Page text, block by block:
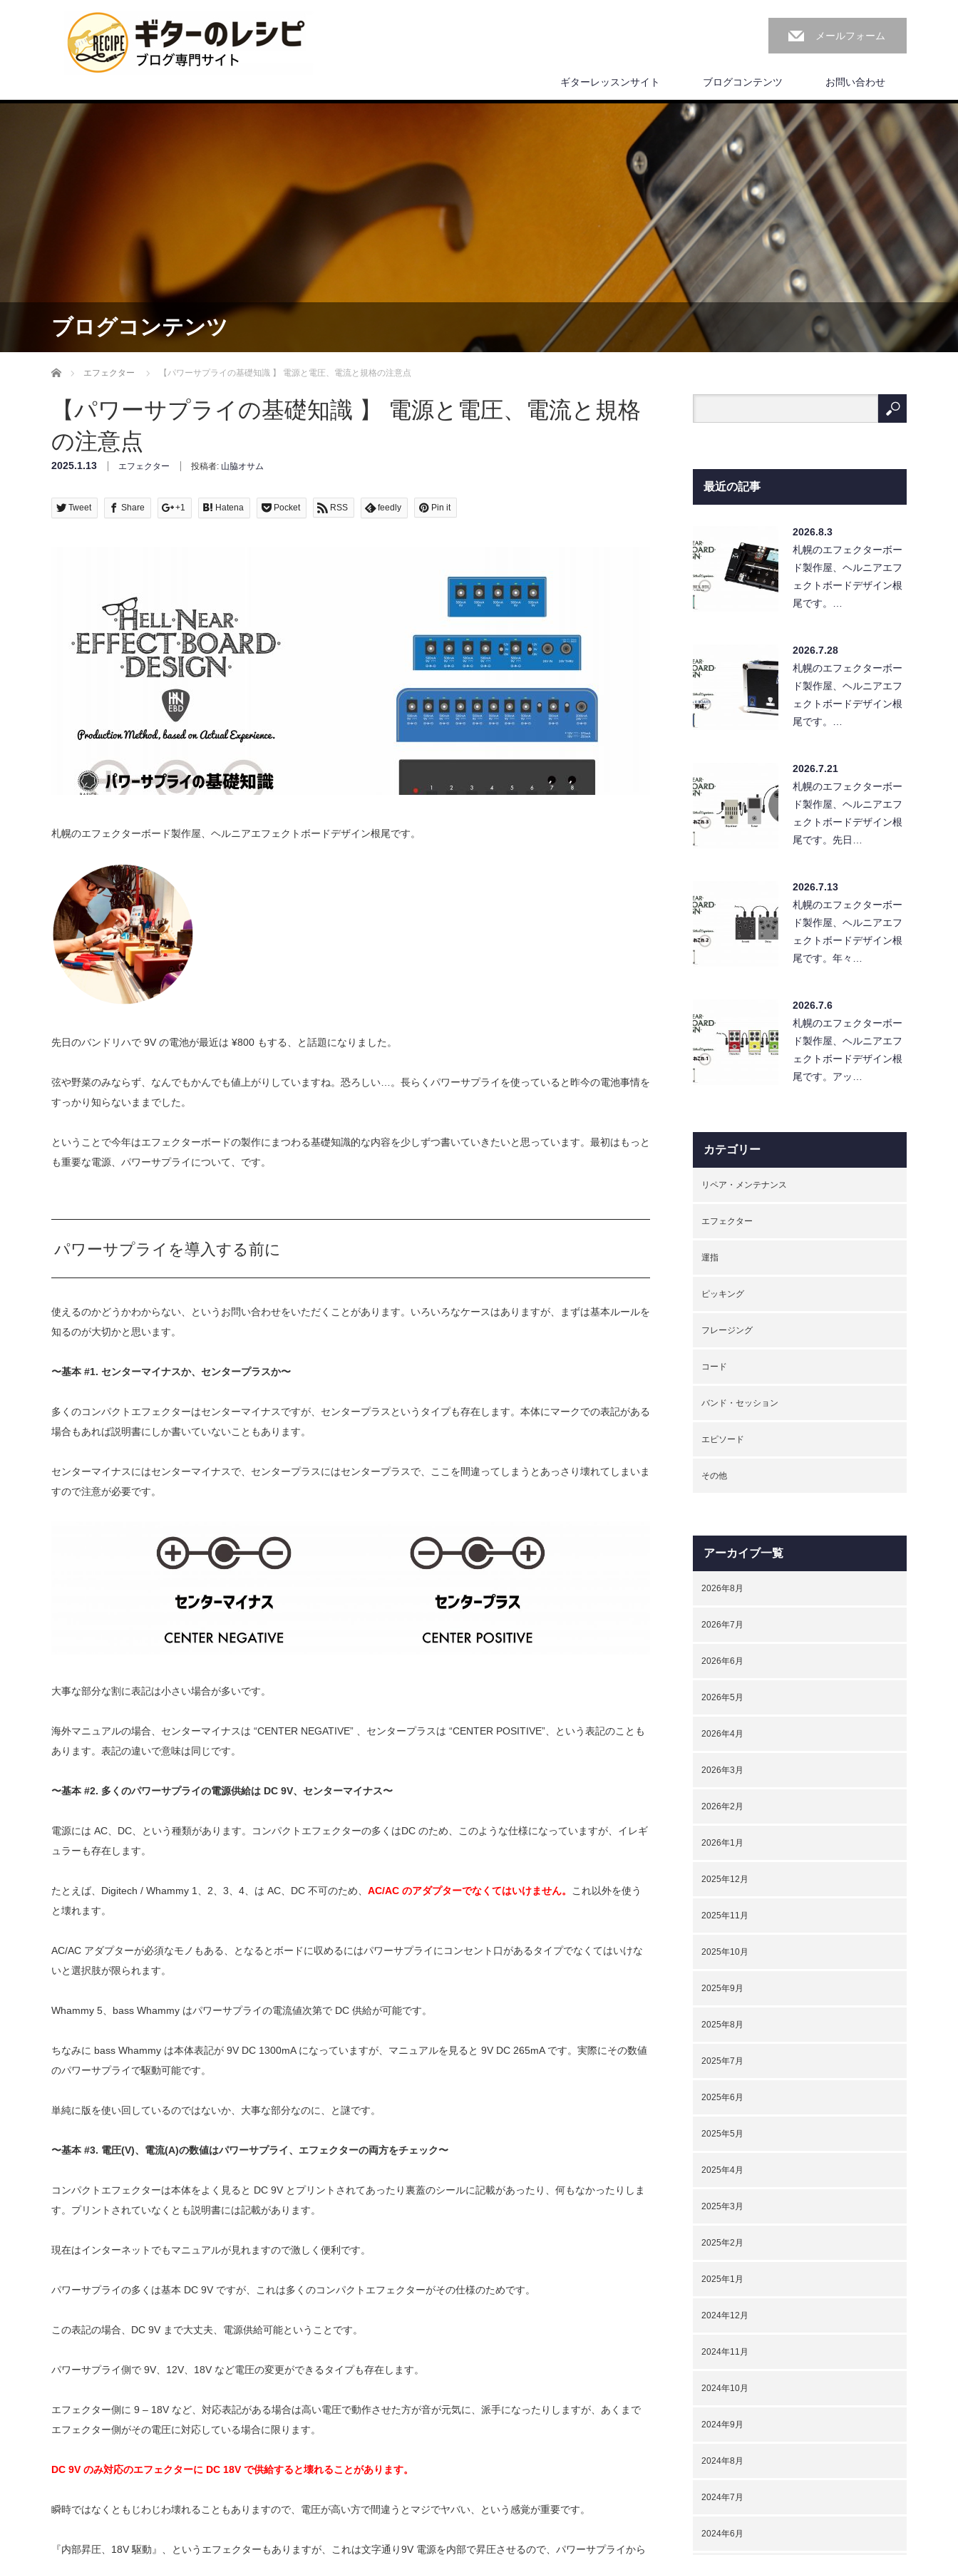
メールフォーム
ギターレッスンサイト ブログコンテンツ お問い合わせ
ブログコンテンツ
Home エフェクター 【パワーサプライの基礎知識 】 電源と電圧、電流と規格の注意点
【パワーサプライの基礎知識 】 電源と電圧、電流と規格
の注意点
2025.1.13 エフェクター 投稿者: 山脇オサム
Tweet Share +1 Hatena Pocket RSS feedly Pin it
札幌のエフェクターボード製作屋、ヘルニアエフェクトボードデザイン根尾です。
先日のバンドリハで 9V の電池が最近は ¥800 もする、と話題になりました。
弦や野菜のみならず、なんでもかんでも値上がりしていますね。恐ろしい…。長らくパワーサプライを使っていると昨今の電池事情を
すっかり知らないままでした。
ということで今年はエフェクターボードの製作にまつわる基礎知識的な内容を少しずつ書いていきたいと思っています。最初はもっと
も重要な電源、パワーサプライについて、です。
パワーサプライを導入する前に
使えるのかどうかわからない、というお問い合わせをいただくことがあります。いろいろなケースはありますが、まずは基本ルールを
知るのが大切かと思います。
〜基本 #1. センターマイナスか、センタープラスか〜
多くのコンパクトエフェクターはセンターマイナスですが、センタープラスというタイプも存在します。本体にマークでの表記がある
場合もあれば説明書にしか書いていないこともあります。
センターマイナスにはセンターマイナスで、センタープラスにはセンタープラスで、ここを間違ってしまうとあっさり壊れてしまいま
すので注意が必要です。
大事な部分な割に表記は小さい場合が多いです。
海外マニュアルの場合、センターマイナスは “CENTER NEGATIVE” 、センタープラスは “CENTER POSITIVE”、という表記のことも
あります。表記の違いで意味は同じです。
〜基本 #2. 多くのパワーサプライの電源供給は DC 9V、センターマイナス〜
電源には AC、DC、という種類があります。コンパクトエフェクターの多くはDC のため、このような仕様になっていますが、イレギ
ュラーも存在します。
たとえば、Digitech / Whammy 1、2、3、4、は AC、DC 不可のため、 AC/AC のアダプターでなくてはいけません。
これ以外を使う
と壊れます。
AC/AC アダプターが必須なモノもある、となるとボードに収めるにはパワーサプライにコンセント口があるタイプでなくてはいけな
いと選択肢が限られます。
Whammy 5、bass Whammy はパワーサプライの電流値次第で DC 供給が可能です。
ちなみに bass Whammy は本体表記が 9V DC 1300mA になっていますが、マニュアルを見ると 9V DC 265mA です。実際にその数値
のパワーサプライで駆動可能です。
単純に版を使い回しているのではないか、大事な部分なのに、と謎です。
〜基本 #3. 電圧(V)、電流(A)の数値はパワーサプライ、エフェクターの両方をチェック〜
コンパクトエフェクターは本体をよく見ると DC 9V とプリントされてあったり裏蓋のシールに記載があったり、何もなかったりしま
す。プリントされていなくとも説明書には記載があります。
現在はインターネットでもマニュアルが見れますので激しく便利です。
パワーサプライの多くは基本 DC 9V ですが、これは多くのコンパクトエフェクターがその仕様のためです。
この表記の場合、DC 9V まで大丈夫、電源供給可能ということです。
パワーサプライ側で 9V、12V、18V など電圧の変更ができるタイプも存在します。
エフェクター側に 9 – 18V など、対応表記がある場合は高い電圧で動作させた方が音が元気に、派手になったりしますが、あくまで
エフェクター側がその電圧に対応している場合に限ります。
DC 9V のみ対応のエフェクターに DC 18V で供給すると壊れることがあります。
瞬時ではなくともじわじわ壊れることもありますので、電圧が高い方で間違うとマジでヤバい、という感覚が重要です。
『内部昇圧、18V 駆動』、というエフェクターもありますが、これは文字通り9V 電源を内部で昇圧させるので、パワーサプライから
最近の記事
2026.8.3
札幌のエフェクターボー
ド製作屋、ヘルニアエフ
ェクトボードデザイン根
尾です。…
2026.7.28
札幌のエフェクターボー
ド製作屋、ヘルニアエフ
ェクトボードデザイン根
尾です。…
2026.7.21
札幌のエフェクターボー
ド製作屋、ヘルニアエフ
ェクトボードデザイン根
尾です。先日…
2026.7.13
札幌のエフェクターボー
ド製作屋、ヘルニアエフ
ェクトボードデザイン根
尾です。年々…
2026.7.6
札幌のエフェクターボー
ド製作屋、ヘルニアエフ
ェクトボードデザイン根
尾です。アッ…
カテゴリー
リペア・メンテナンス
エフェクター
運指
ピッキング
フレージング
コード
バンド・セッション
エピソード
その他
アーカイブ一覧
2026年8月
2026年7月
2026年6月
2026年5月
2026年4月
2026年3月
2026年2月
2026年1月
2025年12月
2025年11月
2025年10月
2025年9月
2025年8月
2025年7月
2025年6月
2025年5月
2025年4月
2025年3月
2025年2月
2025年1月
2024年12月
2024年11月
2024年10月
2024年9月
2024年8月
2024年7月
2024年6月